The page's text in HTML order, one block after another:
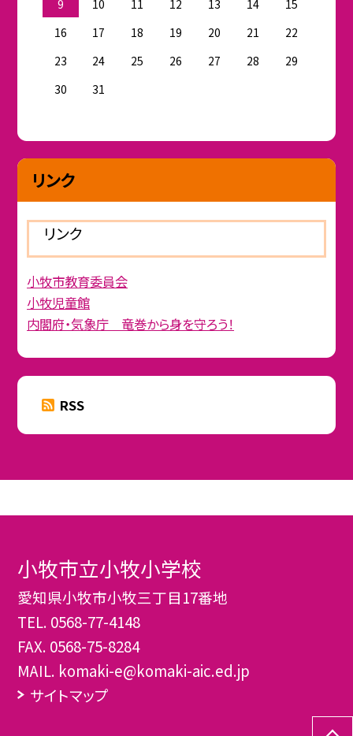
9
10 11 12 13 14
15
16
17 18 19 20 21
22
23
24 25 26 27 28
29
30
31
リンク
リンク
小牧市教育委員会
小牧児童館
内閣府・気象庁 竜巻から身を守ろう！
RSS
小牧市立小牧小学校
愛知県小牧市小牧三丁目17番地
TEL. 0568-77-4148
FAX. 0568-75-8284
MAIL. komaki-e@komaki-aic.ed.jp
サイトマップ